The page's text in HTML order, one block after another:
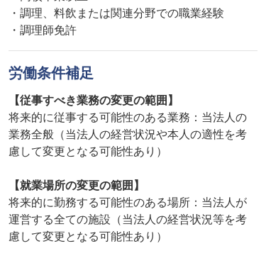
・調理、料飲または関連分野での職業経験
・調理師免許
労働条件補足
【従事すべき業務の変更の範囲】
将来的に従事する可能性のある業務：当法人の
業務全般（当法人の経営状況や本人の適性を考
慮して変更となる可能性あり）
【就業場所の変更の範囲】
将来的に勤務する可能性のある場所：当法人が
運営する全ての施設（当法人の経営状況等を考
慮して変更となる可能性あり）